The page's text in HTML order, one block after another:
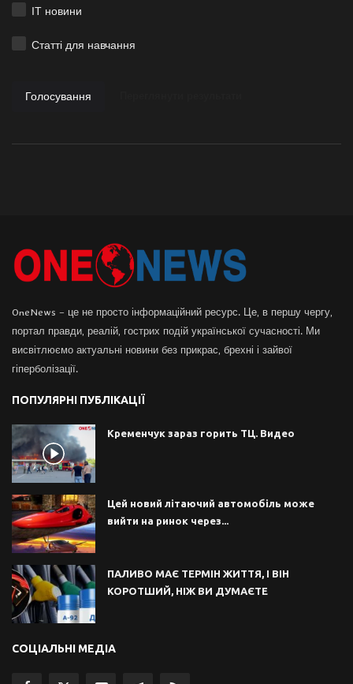
ІТ новини
Статті для навчання
Голосування
OneNews – це не просто інформаційний ресурс. Це, в першу чергу,
портал правди, реалій, гострих подій української сучасності. Ми
висвітлюємо актуальні новини без прикрас, брехні і зайвої
гіперболізації.
ПОПУЛЯРНІ ПУБЛІКАЦІЇ
Кременчук зараз горить ТЦ. Видео
Цей новий літаючий автомобіль може
вийти на ринок через...
ПАЛИВО МАЄ ТЕРМІН ЖИТТЯ, І ВІН
КОРОТШИЙ, НІЖ ВИ ДУМАЄТЕ
СОЦІАЛЬНІ МЕДІА